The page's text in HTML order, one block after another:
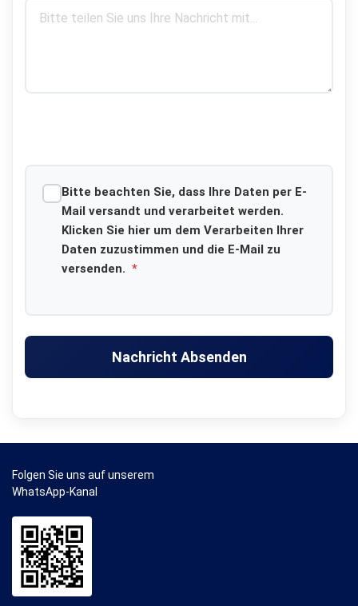
Bitte beachten Sie, dass Ihre Daten per E-
Mail versandt und verarbeitet werden.
Klicken Sie hier um dem Verarbeiten Ihrer
Daten zuzustimmen und die E-Mail zu
versenden. *
Nachricht Absenden
Folgen Sie uns auf unserem
WhatsApp-Kanal